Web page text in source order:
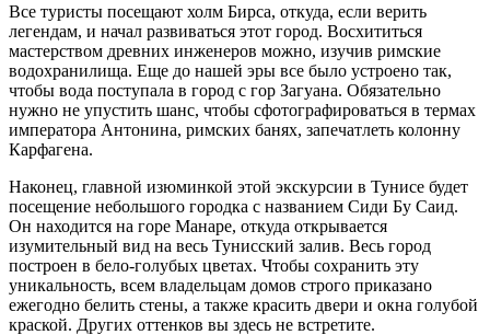
Все туристы посещают холм Бирса, откуда, если верить
легендам, и начал развиваться этот город. Восхититься
мастерством древних инженеров можно, изучив римские
водохранилища. Еще до нашей эры все было устроено так,
чтобы вода поступала в город с гор Загуана. Обязательно
нужно не упустить шанс, чтобы сфотографироваться в термах
императора Антонина, римских банях, запечатлеть колонну
Карфагена.
Наконец, главной изюминкой этой экскурсии в Тунисе будет
посещение небольшого городка с названием Сиди Бу Саид.
Он находится на горе Манаре, откуда открывается
изумительный вид на весь Тунисский залив. Весь город
построен в бело-голубых цветах. Чтобы сохранить эту
уникальность, всем владельцам домов строго приказано
ежегодно белить стены, а также красить двери и окна голубой
краской. Других оттенков вы здесь не встретите.